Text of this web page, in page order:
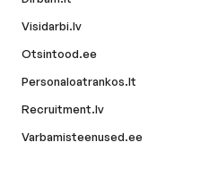
Visidarbi.lv
Otsintood.ee
Personaloatrankos.lt
Recruitment.lv
Varbamisteenused.ee